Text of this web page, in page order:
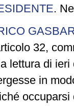
.
32,
lettura di
in